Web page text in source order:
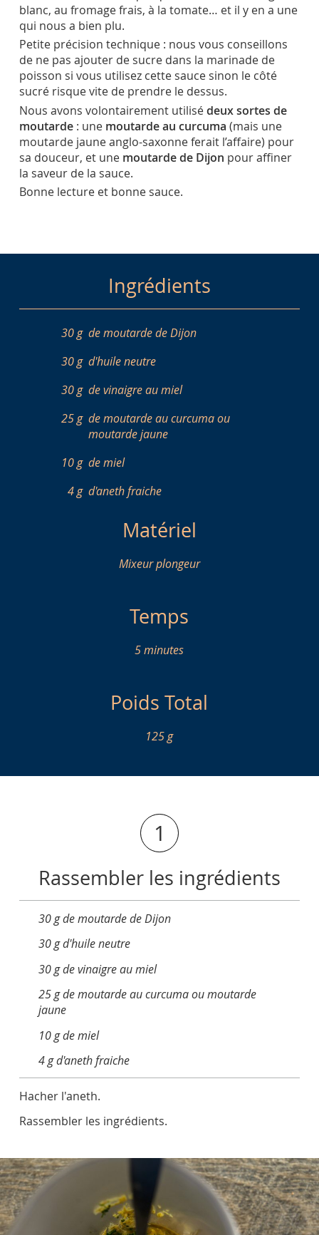
blanc, au fromage frais, à la tomate… et il y en a une
qui nous a bien plu.
Petite précision technique : nous vous conseillons
de ne pas ajouter de sucre dans la marinade de
poisson si vous utilisez cette sauce sinon le côté
sucré risque vite de prendre le dessus.
Nous avons volontairement utilisédeux sortes de
moutarde: une moutarde au curcuma (mais une
moutarde jaune anglo-saxonne ferait l’affaire) pour
sa douceur, et une moutarde de Dijon pour affiner
la saveur de la sauce.
Bonne lecture et bonne sauce.
Ingrédients
30 g de moutarde de Dijon
30 g d'huile neutre
30 g de vinaigre au miel
25 g de moutarde au curcuma ou
moutarde jaune
10 g de miel
4 g d'aneth fraiche
Matériel
Mixeur plongeur
Temps
5 minutes
Poids Total
125 g
1
Rassembler les ingrédients
30 g de moutarde de Dijon
30 g d'huile neutre
30 g de vinaigre au miel
25 g de moutarde au curcuma ou moutarde
jaune
10 g de miel
4 g d'aneth fraiche
Hacher l'aneth.
Rassembler les ingrédients.